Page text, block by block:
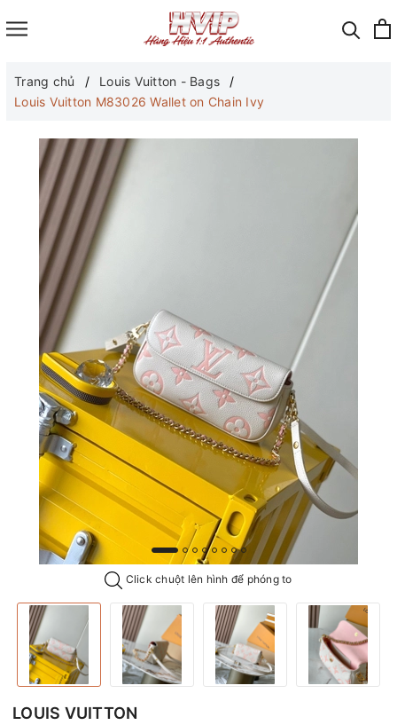
Trang chủ
Louis Vuitton - Bags
Louis Vuitton M83026 Wallet on Chain Ivy
Click chuột lên hình để phóng to
LOUIS VUITTON